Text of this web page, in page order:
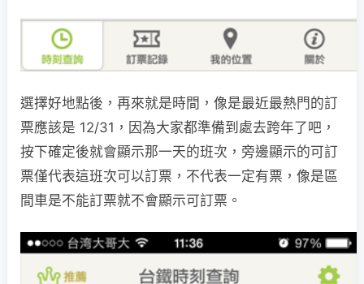
選擇好地點後，再來就是時間，像是最近最熱門的訂
票應該是 12/31，因為大家都準備到處去跨年了吧，
按下確定後就會顯示那一天的班次，旁邊顯示的可訂
票僅代表這班次可以訂票，不代表一定有票，像是區
間車是不能訂票就不會顯示可訂票。